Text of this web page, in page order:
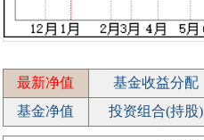
最新净值 基金收益分配
基金净值
投资组合(持股)